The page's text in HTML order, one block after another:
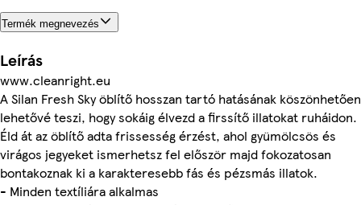
Termék megnevezés
Leírás
www.cleanright.eu
A Silan Fresh Sky öblítő hosszan tartó hatásának köszönhetően
lehetővé teszi, hogy sokáig élvezd a firssítő illatokat ruháidon.
Éld át az öblítő adta frissesség érzést, ahol gyümölcsös és
virágos jegyeket ismerhetsz fel először majd fokozatosan
bontakoznak ki a karakteresebb fás és pézsmás illatok.
- Minden textíliára alkalmas